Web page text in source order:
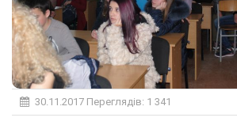
30.11.2017 Переглядів: 1 341